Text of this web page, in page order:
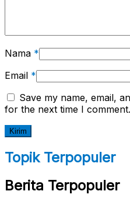
Nama *
Email *
Save my name, email,
for the next time I comment.
Topik Terpopuler
Berita Terpopuler